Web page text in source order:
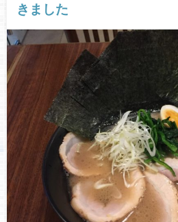
きました